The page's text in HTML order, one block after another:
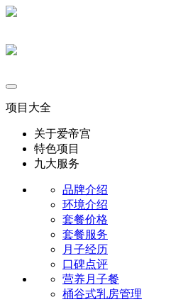
项目大全
关于爱帝宫
特色项目
九大服务
品牌介绍
环境介绍
套餐价格
套餐服务
月子经历
口碑点评
营养月子餐
桶谷式乳房管理